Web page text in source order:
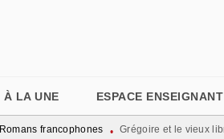
À LA UNE ESPACE ENSEIGNANT
Romans francophones • Grégoire et le vieux